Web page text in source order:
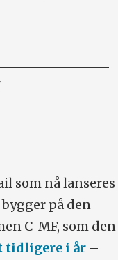
som nå lanseres
på den
C-MF, som den
tidligere i år–